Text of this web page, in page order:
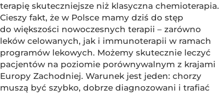
terapię skuteczniejsze niż klasyczna chemioterapia.
Cieszy fakt, że w Polsce mamy dziś do stęp
do większości nowoczesnych terapii – zarówno
leków celowanych, jak i immunoterapii w ramach
programów lekowych. Możemy skutecznie leczyć
pacjentów na poziomie porównywalnym z krajami
Europy Zachodniej. Warunek jest jeden: chorzy
muszą być szybko, dobrze diagnozowani i trafiać